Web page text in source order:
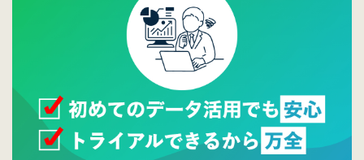
Facebookページを開設しました。詳細は
ら。
ウレコンサイトリリースしました。